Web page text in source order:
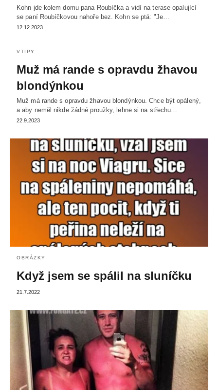
Kohn jde kolem domu pana Roubíčka a vidí na terase opalující
se paní Roubíčkovou nahoře bez. Kohn se ptá: "Je…
12.12.2023
VTIPY
Muž má rande s opravdu žhavou
blondýnkou
Muž má rande s opravdu žhavou blondýnkou. Chce být opálený,
a aby neměl nikde žádné proužky, lehne si na střechu…
22.9.2023
OBRÁZKY
Když jsem se spálil na sluníčku
21.7.2022